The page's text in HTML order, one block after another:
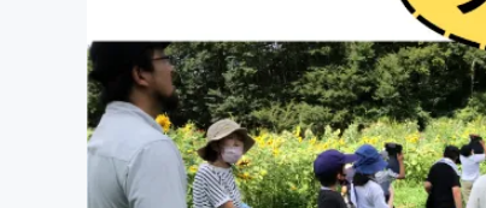
ビジネス・起業
まちづくり・地域活性化